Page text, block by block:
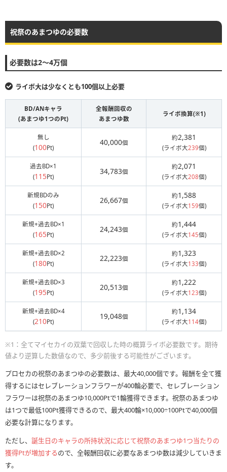
祝祭のあまつゆの必要数
必要数は2〜4万個
ライボ大は少なくとも100個以上必要
BD/ANキャラ
(あまつゆ1つのPt)
全報酬回収の
あまつゆ数
ライボ換算(※1)
無し
(100Pt)
40,000個
約2,381
(ライボ大239個)
過去BD×1
(115Pt)
34,783個
約2,071
(ライボ大208個)
新規BDのみ
(150Pt)
26,667個
約1,588
(ライボ大159個)
新規+過去BD×1
(165Pt)
24,243個
約1,444
(ライボ大145個)
新規+過去BD×2
(180Pt)
22,223個
約1,323
(ライボ大133個)
新規+過去BD×3
(195Pt)
20,513個
約1,222
(ライボ大123個)
新規+過去BD×4
(210Pt)
19,048個
約1,134
(ライボ大114個)
※1：全てマイセカイの双葉で回収した時の概算ライボ必要数です。期待
値より逆算した数値なので、多少前後する可能性がございます。
プロセカの祝祭のあまつゆの必要数は、最大40,000個です。報酬を全て獲
得するにはセレブレーションフラワーが400輪必要で、セレブレーション
フラワーは祝祭のあまつゆ10,000Ptで1輪獲得できます。祝祭のあまつゆ
は1つで最低100Pt獲得できるので、最大400輪×10,000÷100Ptで40,000個
必要な計算になります。
ただし、 誕生日のキャラの所持状況に応じて祝祭のあまつゆ1つ当たりの
獲得Ptが増加するので、全報酬回収に必要なあまつゆ数は減少していきま
す。